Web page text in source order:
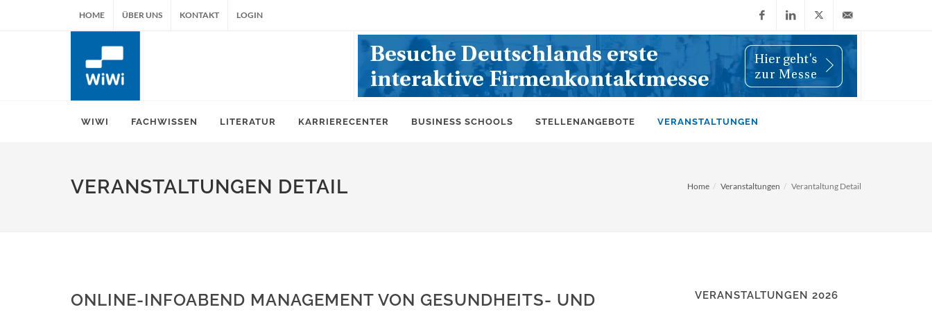
HOME ÜBER UNS KONTAKT LOGIN
FacebookLinkedIn
X
(Twitter)
info@wiwi-
WIWI FACHWISSEN LITERATUR KARRIERECENTER BUSINESS SCHOOLS STELLENANGEBOTE VERANSTALTUNGEN
VERANSTALTUNGEN DETAIL Home Veranstaltungen Verantaltung Detail
ONLINE-INFOABEND MANAGEMENT VON GESUNDHEITS- UND
VERANSTALTUNGEN 2026